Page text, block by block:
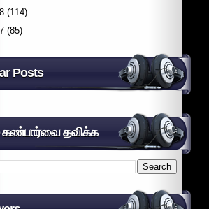
(114)
(85)
Posts
கண்பார்வை தவிக்க